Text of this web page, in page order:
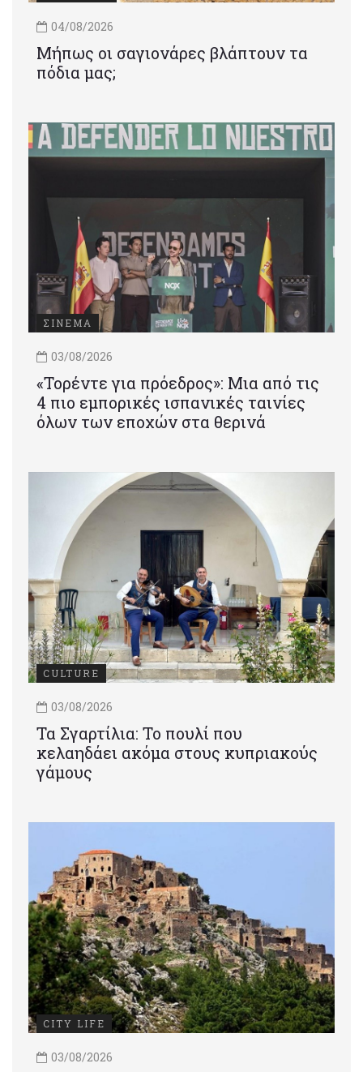
04/08/2026
Μήπως οι σαγιονάρες βλάπτουν τα
πόδια μας;
ΣΙΝΕΜΑ
03/08/2026
«Τορέντε για πρόεδρος»: Mια από τις
4 πιο εμπορικές ισπανικές ταινίες
όλων των εποχών στα θερινά
CULTURE
03/08/2026
Τα Σγαρτίλια: Το πουλί που
κελαηδάει ακόμα στους κυπριακούς
γάμους
CITY LIFE
03/08/2026